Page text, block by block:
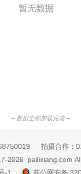
-- 数据全部加载完成 --
拍摄合作：
2026 pailixiang.com
-1
苏公网安备